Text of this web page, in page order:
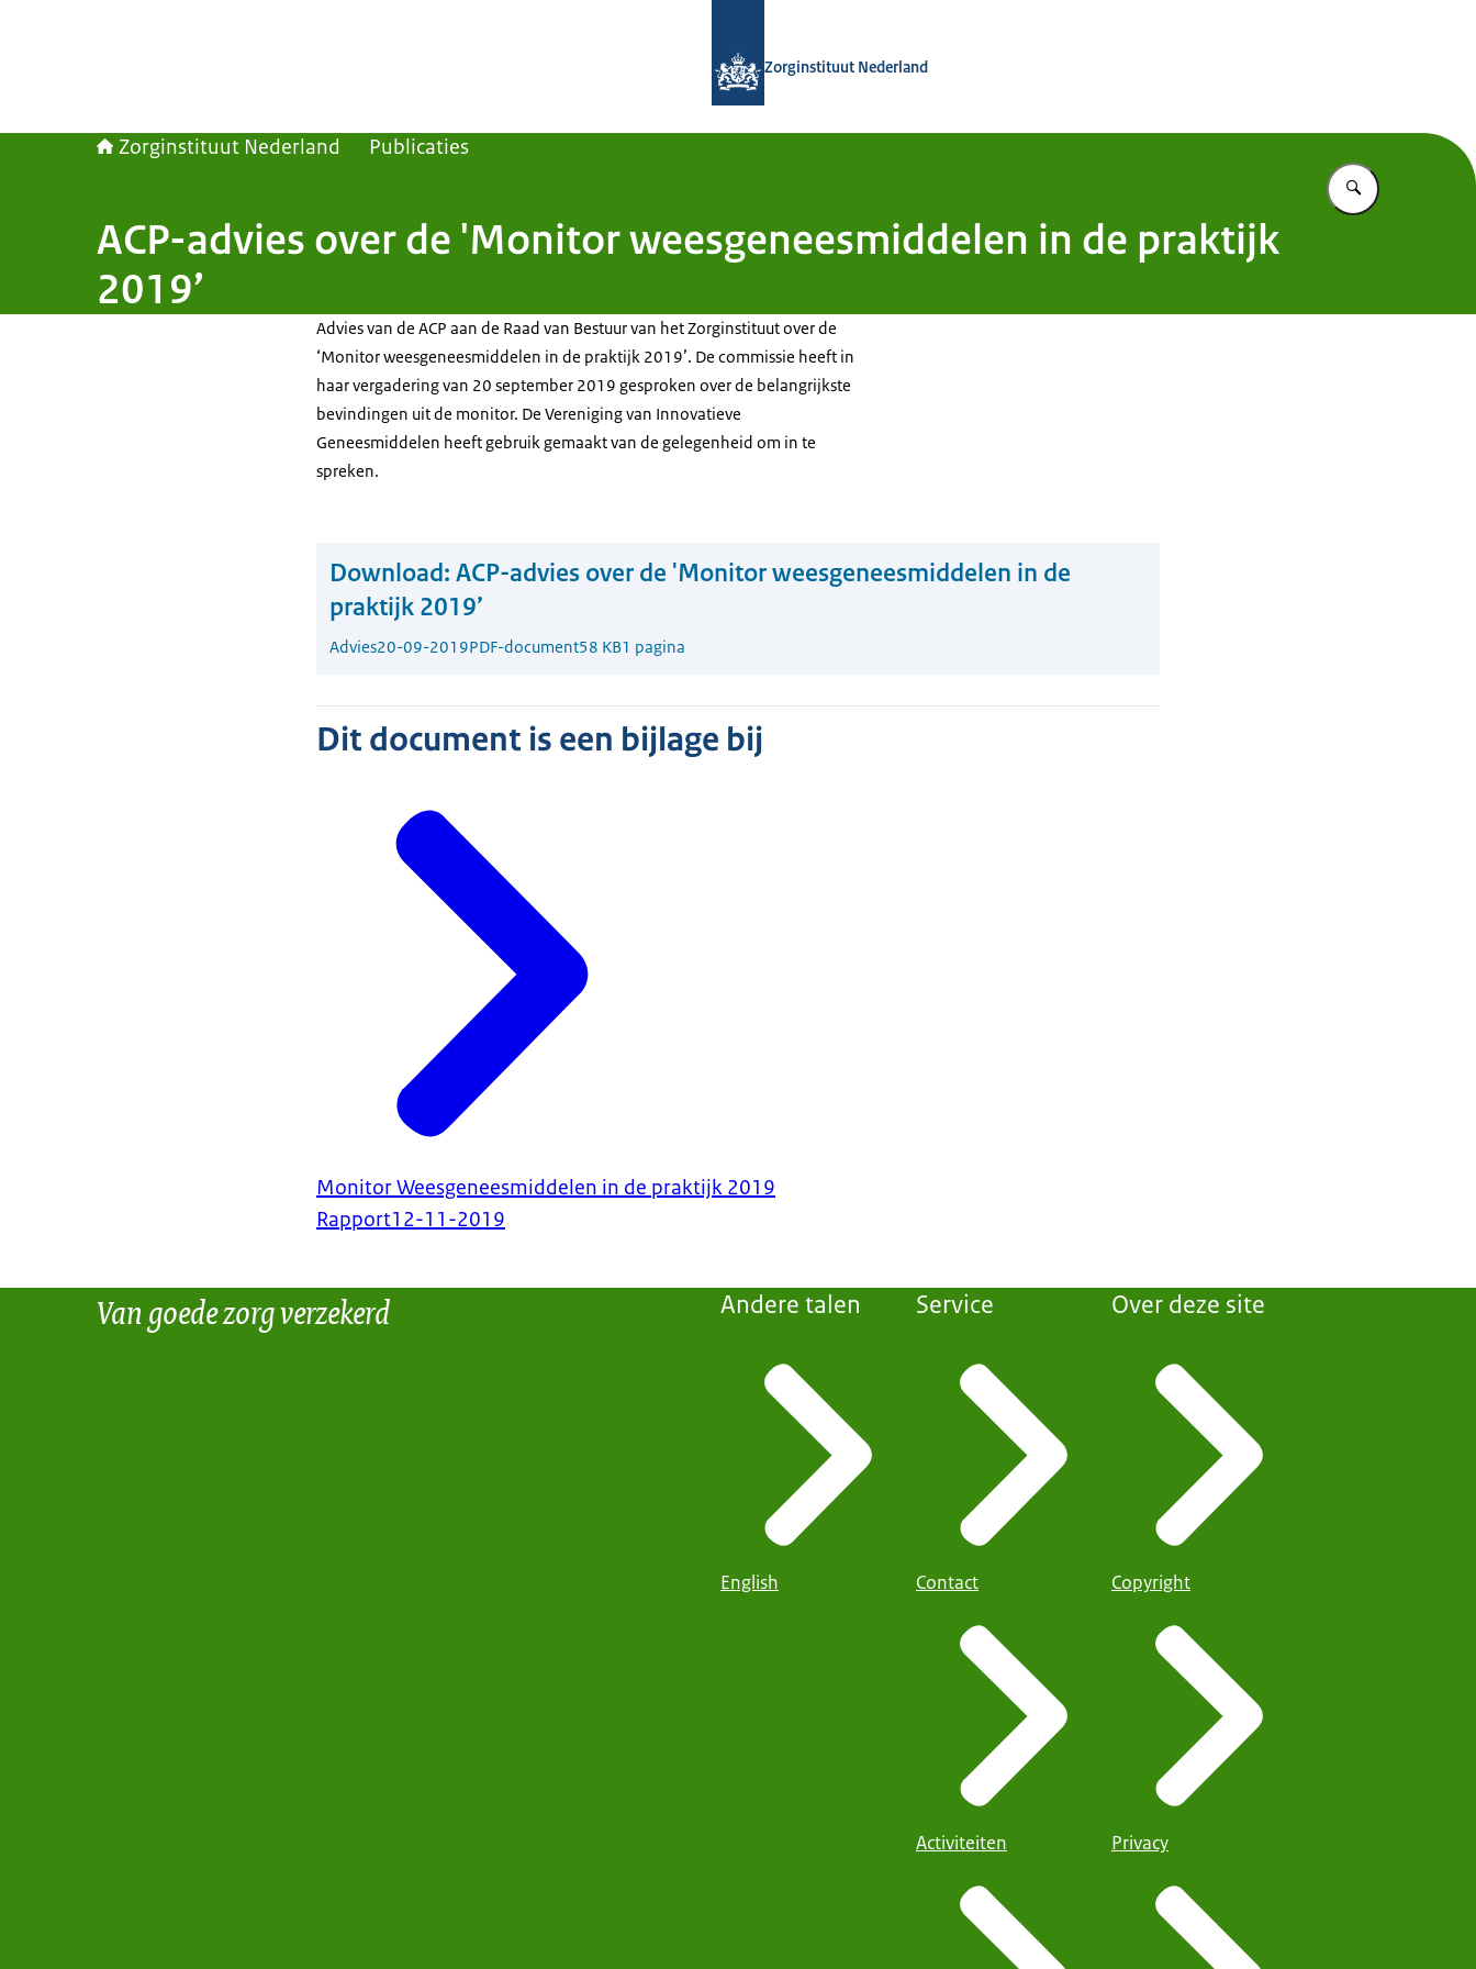
Zorginstituut Nederland
Zorginstituut Nederland Publicaties
Vul in wat u
ACP-advies over de 'Monitor weesgeneesmiddelen in de praktijk
2019’
Advies van de ACP aan de Raad van Bestuur van het Zorginstituut over de
‘Monitor weesgeneesmiddelen in de praktijk 2019’. De commissie heeft in
haar vergadering van 20 september 2019 gesproken over de belangrijkste
bevindingen uit de monitor. De Vereniging van Innovatieve
Geneesmiddelen heeft gebruik gemaakt van de gelegenheid om in te
spreken.
Download: ACP-advies over de 'Monitor weesgeneesmiddelen in de
praktijk 2019’
Advies20-09-2019PDF-document58 KB1 pagina
Dit document is een bijlage bij
Monitor Weesgeneesmiddelen in de praktijk 2019
Rapport12-11-2019
Van goede zorg verzekerd Andere talen
English
Service
Contact
Activiteiten
Over deze site
Copyright
Privacy